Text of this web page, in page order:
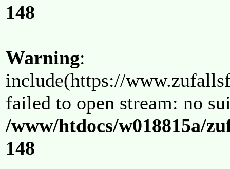
148
Warning:
include(https://
failed to open stream: no
/www/htdocs/w018815a/
148